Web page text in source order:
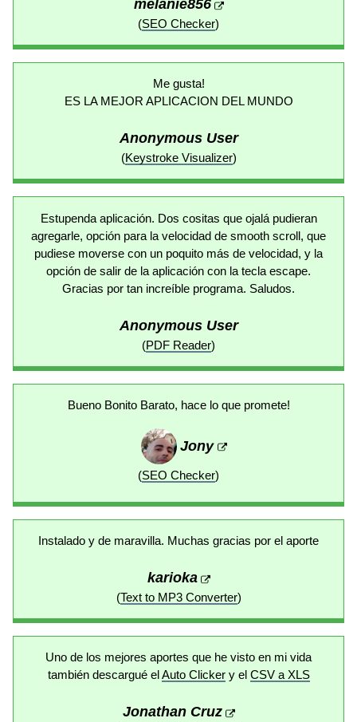
melanie856
(SEO Checker)
Me gusta!
ES LA MEJOR APLICACION DEL MUNDO
Anonymous User
(Keystroke Visualizer)
Estupenda aplicación. Dos cositas que ojalá pudieran
agregarle, opción para la velocidad de smooth scroll, que
pudiese moverse con un poquito más de velocidad, y la
opción de salir de la aplicación con la tecla escape.
Gracias por tan increíble programa. Saludos.
Anonymous User
(PDF Reader)
Bueno Bonito Barato, hace lo que promete!
Jony
(SEO Checker)
Instalado y de maravilla. Muchas gracias por el aporte
karioka
(Text to MP3 Converter)
Uno de los mejores aportes que he visto en mi vida
también descargué elAuto Clickery el CSV a XLS
Jonathan Cruz